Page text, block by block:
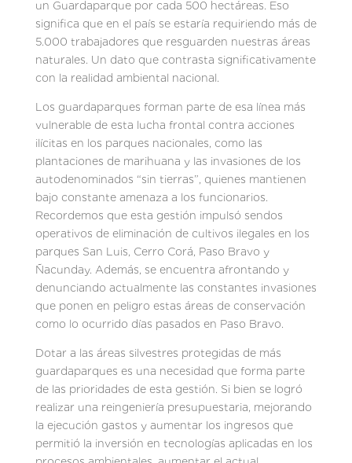
un Guardaparque por cada 500 hectáreas. Eso
significa que en el país se estaría requiriendo más de
5.000 trabajadores que resguarden nuestras áreas
naturales. Un dato que contrasta significativamente
con la realidad ambiental nacional.
Los guardaparques forman parte de esa línea más
vulnerable de esta lucha frontal contra acciones
ilícitas en los parques nacionales, como las
plantaciones de marihuana y las invasiones de los
autodenominados “sin tierras”, quienes mantienen
bajo constante amenaza a los funcionarios.
Recordemos que esta gestión impulsó sendos
operativos de eliminación de cultivos ilegales en los
parques San Luis, Cerro Corá, Paso Bravo y
Ñacunday. Además, se encuentra afrontando y
denunciando actualmente las constantes invasiones
que ponen en peligro estas áreas de conservación
como lo ocurrido días pasados en Paso Bravo.
Dotar a las áreas silvestres protegidas de más
guardaparques es una necesidad que forma parte
de las prioridades de esta gestión. Si bien se logró
realizar una reingeniería presupuestaria, mejorando
la ejecución gastos y aumentar los ingresos que
permitió la inversión en tecnologías aplicadas en los